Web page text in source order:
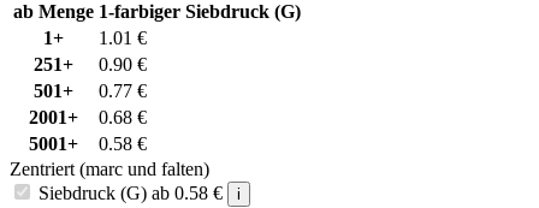
ab Menge 1-farbiger Siebdruck (G)
1+
1.01 €
251+
0.90 €
501+
0.77 €
2001+
0.68 €
5001+
0.58 €
Zentriert (marc und falten)
Siebdruck (G) ab 0.58 € i